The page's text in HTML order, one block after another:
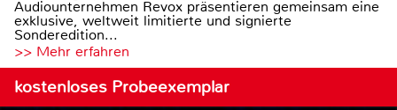
Audiounternehmen Revox präsentieren gemeinsam eine
exklusive, weltweit limitierte und signierte
Sonderedition...
>> Mehr erfahren
kostenloses Probeexemplar